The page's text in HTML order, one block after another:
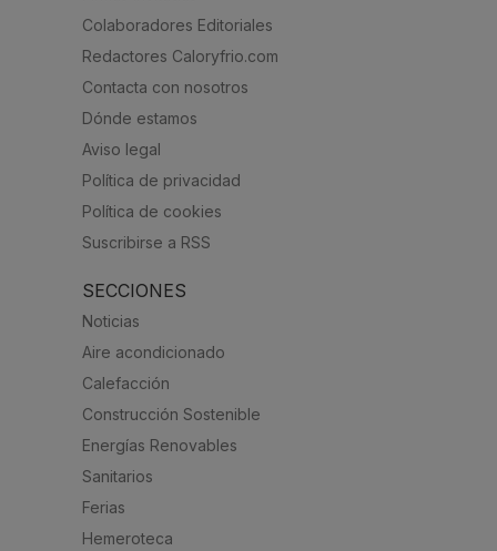
Colaboradores Editoriales
Redactores Caloryfrio.com
Contacta con nosotros
Dónde estamos
Aviso legal
Política de privacidad
Política de cookies
Suscribirse a RSS
SECCIONES
Noticias
Aire acondicionado
Calefacción
Construcción Sostenible
Energías Renovables
Sanitarios
Ferias
Hemeroteca